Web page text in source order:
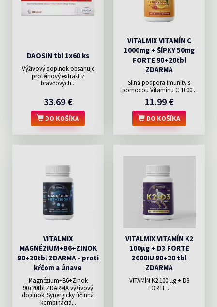
DAOSiN tbl 1x60 ks
Výživový doplnok obsahuje
proteínový extrakt z
bravčových...
33.69 €
DO KOŠÍKA
VITALMIX VITAMÍN C
1000mg + ŠÍPKY 50mg
FORTE 90+20tbl
ZDARMA
Silná podpora imunity s
pomocou Vitamínu C 1000...
11.99 €
DO KOŠÍKA
VITALMIX
MAGNÉZIUM+B6+ZINOK
90+20tbl ZDARMA - proti
kŕčom a únave
Magnézium+B6+Zinok
90+20tbl ZDARMA výživový
doplnok. Synergicky účinná
kombinácia...
VITALMIX VITAMÍN K2
100µg + D3 FORTE
3000IU 90+20 tbl
ZDARMA
VITAMÍN K2 100 μg + D3
FORTE...